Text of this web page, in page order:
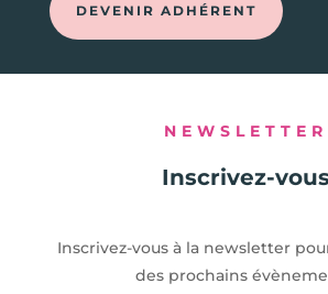
DEVENIR ADHÉRENT
NEWSLETTER
Inscrivez-vous
Inscrivez-vous à la newsletter
des prochains